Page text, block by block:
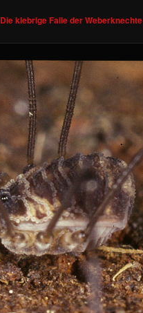
Die klebrige Falle der Weberknechte